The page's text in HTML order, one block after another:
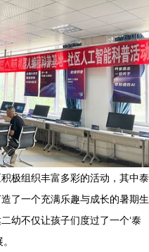
极组织丰富多彩的活动，其中泰
了一个充满乐趣与成长的暑期生
幼不仅让孩子们度过了一个‘泰